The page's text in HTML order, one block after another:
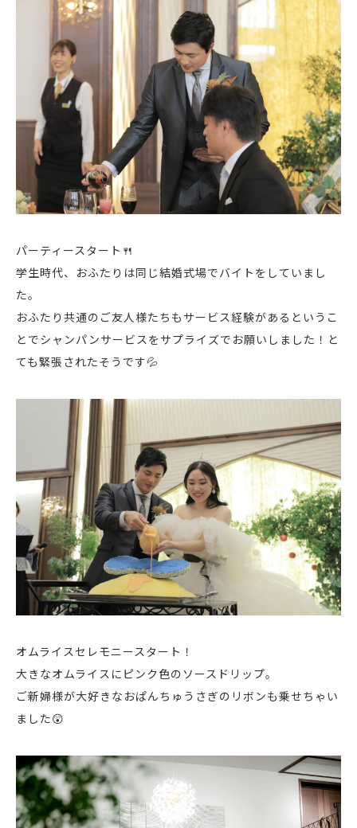
パーティースタート🍴
学生時代、おふたりは同じ結婚式場でバイトをしていまし
た。
おふたり共通のご友人様たちもサービス経験があるというこ
とでシャンパンサービスをサプライズでお願いしました！と
ても緊張されたそうです💦
オムライスセレモニースタート！
大きなオムライスにピンク色のソースドリップ。
ご新婦様が大好きなおぱんちゅうさぎのリボンも乗せちゃい
ました😲